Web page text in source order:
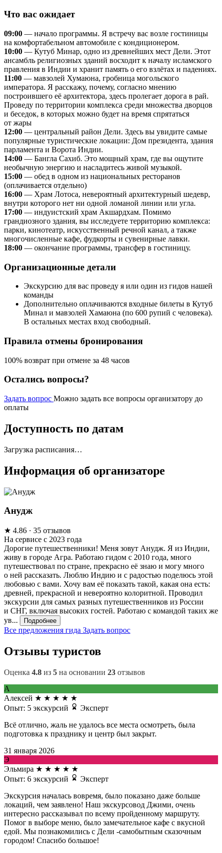
Что вас ожидает
09:00 — начало программы. Я встречу вас возле гостиницы
на комфортабельном автомобиле с кондиционером.
10:00 — Кутуб Минар, одно из древнейших мест Дели. Этот
ансамбль религиозных зданий восходит к началу исламского
правления в Индии и хранит память о его взлётах и падениях.
11:00 — мавзолей Хумаюна, гробница могольского
императора. Я расскажу, почему, согласно мнению
построившего её архитектора, здесь пролегает дорога в рай.
Проведу по территории комплекса среди множества дворцов
и беседок, в которых можно будет на время спрятаться
от жары
12:00 — центральный район Дели. Здесь вы увидите самые
популярные туристические локации: Дом президента, здания
парламента и Ворота Индии.
14:00 — Бангла Сахиб. Это мощный храм, где вы ощутите
необычную энергию и насладитесь живой музыкой.
15:00 — обед в одном из национальных ресторанов
(оплачивается отдельно)
16:00 — Храм Лотоса, невероятный архитектурный шедевр,
внутри которого нет ни одной ломаной линии или угла.
17:00 — индуистский храм Акшардхам. Помимо
грандиозного здания, вы исследуете территорию комплекса:
парки, кинотеатр, искусственный речной канал, а также
многочисленные кафе, фудкорты и сувенирные лавки.
18:00 — окончание программы, трансфер в гостиницу.
Организационные детали
Экскурсию для вас проведу я или один из гидов нашей
команды
Дополнительно оплачиваются входные билеты в Кутуб
Минал и мавзолей Хамаюна (по 600 рупий с человека).
В остальных местах вход свободный.
Правила отмены бронирования
100% возврат при отмене за 48 часов
Остались вопросы?
Задать вопрос Можно задать все вопросы организатору до
оплаты
Доступность по датам
Загрузка расписания…
Информация об организаторе
Анудж
★ 4.86 · 35 отзывов
На сервисе с 2023 года
Дорогие путешественники! Меня зовут Анудж. Я из Индии,
живу в городе Агра. Работаю гидом с 2010 года, много
путешествовал по стране, прекрасно её знаю и могу много
о ней рассказать. Люблю Индию и с радостью поделюсь этой
любовью с вами. Хочу вам её показать такой, какая она есть:
древней, прекрасной и невероятно колоритной. Проводил
экскурсии для самых разных путешественников из России
и СНГ, включая высоких гостей. Работаю с командой таких же
ув...
Подробнее
Все предложения гида Задать вопрос
Отзывы туристов
Оценка 4.8 из 5 на основании 23 отзывов
А
Алексей ★ ★ ★ ★ ★
Опыт: 5 экскурсий
Эксперт
Всё отлично, жаль не удалось все места осмотреть, была
подготовка к празднику и центр был закрыт.
31 января 2026
Э
Эльмира ★ ★ ★ ★ ★
Опыт: 6 экскурсий
Эксперт
Экскурсия началась вовремя, было показано даже больше
локаций, чем заявлено! Наш экскурсовод Джими, очень
интересно рассказывал по всему пройденному маршруту.
Помог в выборе меню, было замечательное кафе с вкусной
едой. Мы познакомились с Дели -самобытным сказочным
городом! Спасибо большое!